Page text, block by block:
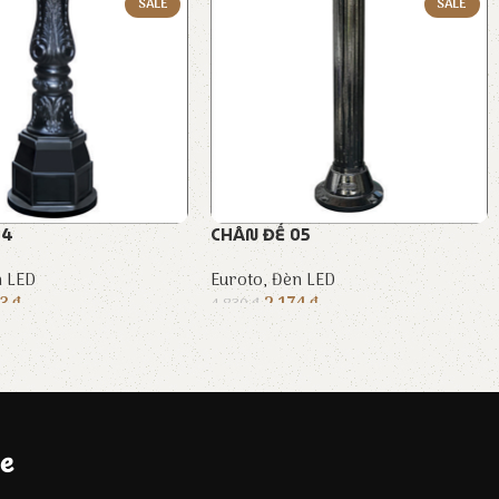
₫
CHÂN ĐẾ 05
Euroto,Đèn LED
4.830₫ 2.174₫